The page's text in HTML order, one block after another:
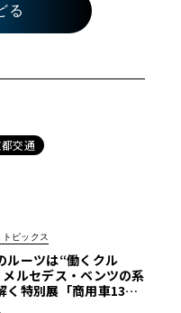
る
交通
ピックス
ルーツは“働くクル
ルセデス・ベンツの系
く特別展「商用車130